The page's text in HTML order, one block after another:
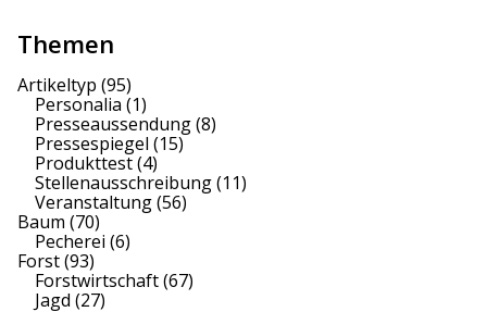
Themen
Artikeltyp (95)
Personalia (1)
Presseaussendung(8)
Pressespiegel (15)
Produkttest(4)
Stellenausschreibung(11)
Veranstaltung(56)
Baum (70)
Pecherei (6)
Forst(93)
Forstwirtschaft(67)
Jagd (27)